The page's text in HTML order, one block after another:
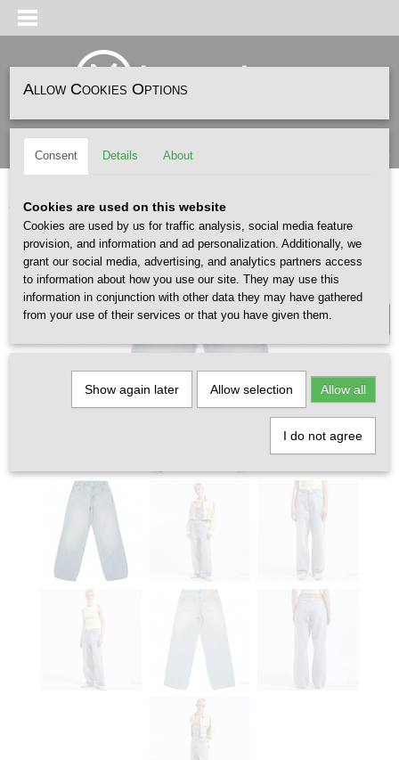
Log in Register SHOPPING CART
(0)
Home>FASHION >DR DENIM>Dr DENIM Donna Canyon Light Vintage
WOMEN /X
Allow Cookies Options
Consent Details About
Cookies are used on this website
Cookies are used by us for traffic analysis, social media feature
provision, and information and ad personalization. Additionally, we
grant our social media, advertising, and analytics partners access
to information about how you use our site. They may use this
information in conjunction with other data they may have gathered
from your use of their services or that you have given them.
Show again later Allow selection Allow all
I do not agree